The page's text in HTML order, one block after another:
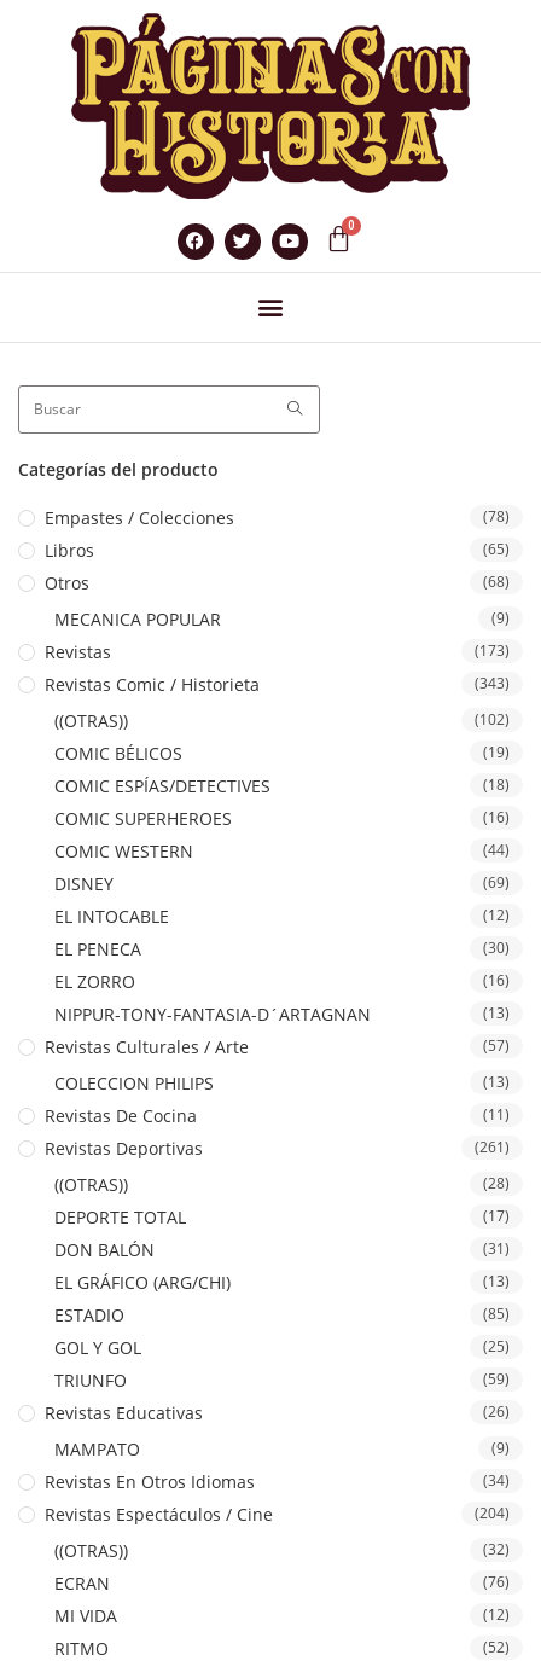
Categorías del producto
Empastes / Colecciones (78)
Libros (65)
Otros (68)
MECANICA POPULAR (9)
Revistas (173)
Revistas Comic / Historieta (343)
((OTRAS)) (102)
COMIC BÉLICOS (19)
COMIC ESPÍAS/DETECTIVES (18)
COMIC SUPERHEROES (16)
COMIC WESTERN (44)
DISNEY (69)
EL INTOCABLE (12)
EL PENECA (30)
EL ZORRO (16)
NIPPUR-TONY-FANTASIA-D´ARTAGNAN (13)
Revistas Culturales / Arte (57)
COLECCION PHILIPS (13)
Revistas De Cocina (11)
Revistas Deportivas (261)
((OTRAS)) (28)
DEPORTE TOTAL (17)
DON BALÓN (31)
EL GRÁFICO (ARG/CHI) (13)
ESTADIO (85)
GOL Y GOL (25)
TRIUNFO (59)
Revistas Educativas (26)
MAMPATO (9)
Revistas En Otros Idiomas (34)
Revistas Espectáculos / Cine (204)
((OTRAS)) (32)
ECRAN (76)
MI VIDA (12)
RITMO (52)